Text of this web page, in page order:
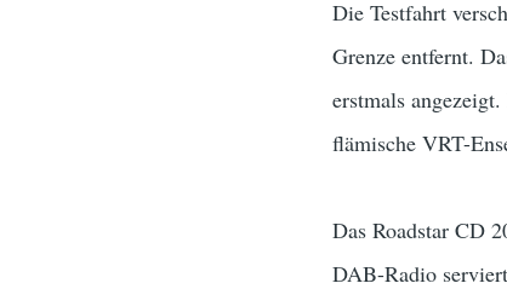
Die Testfahrt
Grenze entfernt.
erstmals
flämische VRT-
Das Roadstar CD
DAB-Radio